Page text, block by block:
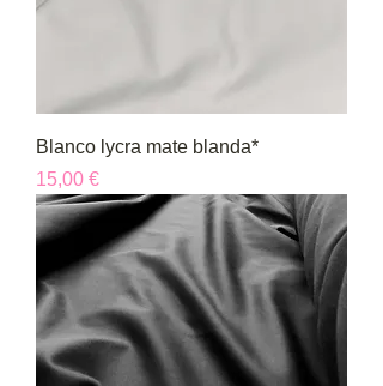
Blanco lycra mate blanda*
Precio
15,00 €